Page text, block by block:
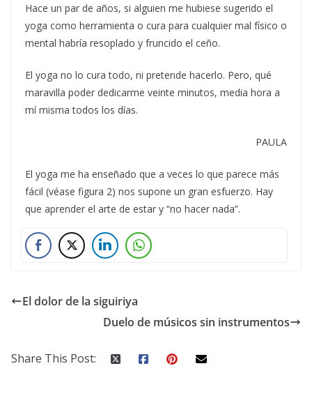
Hace un par de años, si alguien me hubiese sugerido el
yoga como herramienta o cura para cualquier mal físico o
mental habría resoplado y fruncido el ceño.
El yoga no lo cura todo, ni pretende hacerlo. Pero, qué
maravilla poder dedicarme veinte minutos, media hora a
mí misma todos los días.
PAULA
El yoga me ha enseñado que a veces lo que parece más
fácil (véase figura 2) nos supone un gran esfuerzo. Hay
que aprender el arte de estar y “no hacer nada”.
El dolor de la siguiriya
Duelo de músicos sin instrumentos
Share This Post: